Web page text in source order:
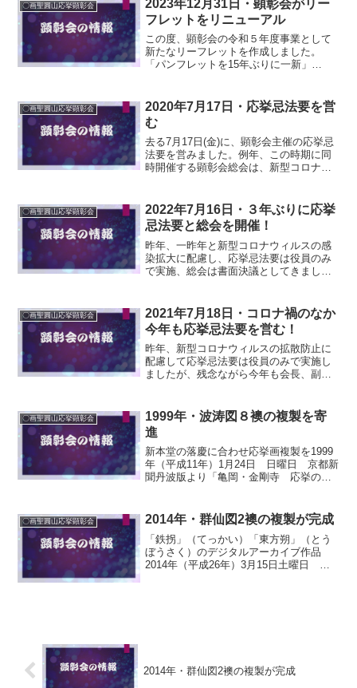
〇画聖圓山応挙顕彰会
2023年12月31日・顕彰会がリー
フレットをリニューアル
この度、顕彰会の令和５年度事業として
新たなリーフレットを作成しました。
「パンフレットを15年ぶりに一新」
(kongouji.net)
〇画聖圓山応挙顕彰会
2020年7月17日・応挙忌法要を営
む
去る7月17日(金)に、顕彰会主催の応挙忌
法要を営みました。例年、この時期に同
時開催する顕彰会総会は、新型コロナウ
計理事と住職のみが参加して実施しまし
た。当日は、応挙の...
〇画聖圓山応挙顕彰会
2022年7月16日・３年ぶりに応挙
忌法要と総会を開催！
昨年、一昨年と新型コロナウィルスの感
染拡大に配慮し、応挙忌法要は役員のみ
で実施、総会は書面決議としてきました
応挙忌法要には市長、府議会議員など６
人の顧問全員と、役員、会員...
〇画聖圓山応挙顕彰会
2021年7月18日・コロナ禍のなか
今年も応挙忌法要を営む！
昨年、新型コロナウィルスの拡散防止に
配慮して応挙忌法要は役員のみで実施し
ましたが、残念ながら今年も会長、副会
応挙の戒名「円誉無三一妙居士」の位牌
を前に、全員が焼香して遺...
〇画聖圓山応挙顕彰会
1999年・波涛図８襖の複製を寄
進
新本堂の落慶に合わせ応挙画複製を1999
年（平成11年）1月24日 日曜日 京都新
聞丹波版より「亀岡・金剛寺 応挙のふ
岡ゆかりの江戸時代の日本画家・円山応
挙が同寺に残...
〇画聖圓山応挙顕彰会 2014年・群仙図2襖の複製が完成
「鉄拐」（てっかい）「東方朔」（とう
ぼうさく）のデジタルアーカイブ作品
2014年（平成26年）3月15日土曜日 朝
2014年・群仙図2襖の複製が完成